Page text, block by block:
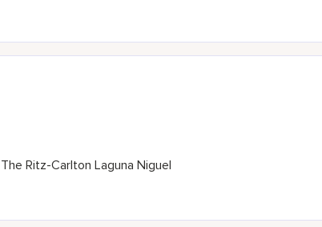
The Ritz-Carlton Laguna Niguel